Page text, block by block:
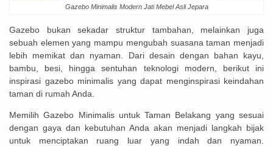
Gazebo Minimalis Modern Jati Mebel Asli Jepara
Gazebo bukan sekadar struktur tambahan, melainkan juga
sebuah elemen yang mampu mengubah suasana taman menjadi
lebih memikat dan nyaman. Dari desain dengan bahan kayu,
bambu, besi, hingga sentuhan teknologi modern, berikut ini
inspirasi gazebo minimalis yang dapat menginspirasi keindahan
taman di rumah Anda.
Memilih Gazebo Minimalis untuk Taman Belakang yang sesuai
dengan gaya dan kebutuhan Anda akan menjadi langkah bijak
untuk menciptakan ruang luar yang indah dan nyaman.